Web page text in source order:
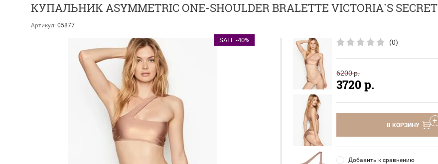
КУПАЛЬНИК ASYMMETRIC ONE-SHOULDER BRALETTE VICTORIA`S SECRET
Артикул: 05877
SALE -40% (0)
6200р.
3720 р.
В КОРЗИНУ
Добавить к сравнению